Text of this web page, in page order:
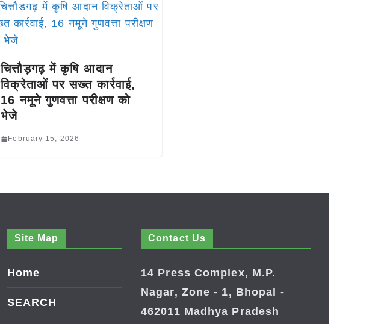
चित्तौड़गढ़ में कृषि आदान
विक्रेताओं पर सख्त कार्रवाई,
16 नमूने गुणवत्ता परीक्षण को
भेजे
February 15, 2026
Site Map
Home
SEARCH
Contact Us
14 Press Complex, M.P.
Nagar, Zone - 1, Bhopal -
462011 Madhya Pradesh